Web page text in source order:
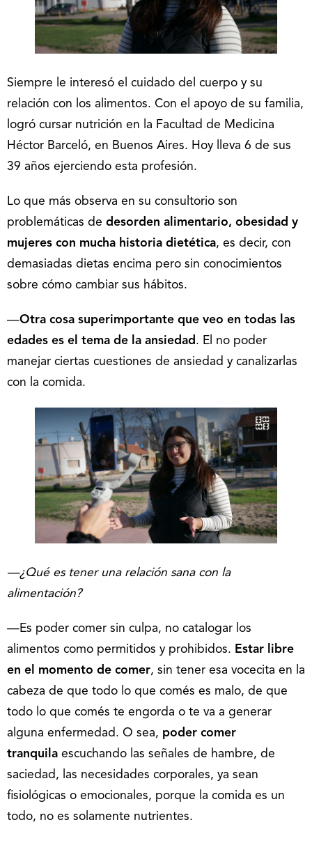
Siempre le interesó el cuidado del cuerpo y su
relación con los alimentos. Con el apoyo de su familia,
logró cursar nutrición en la Facultad de Medicina
Héctor Barceló, en Buenos Aires. Hoy lleva 6 de sus
39 años ejerciendo esta profesión.
Lo que más observa en su consultorio son
problemáticas de desorden alimentario, obesidad y
mujeres con mucha historia dietética, es decir, con
demasiadas dietas encima pero sin conocimientos
sobre cómo cambiar sus hábitos.
—Otra cosa superimportante que veo en todas las
edades es el tema de la ansiedad . El no poder
manejar ciertas cuestiones de ansiedad y canalizarlas
con la comida.
—¿Qué es tener una relación sana con la
alimentación?
—Es poder comer sin culpa, no catalogar los
alimentos como permitidos y prohibidos. Estar libre
en el momento de comer, sin tener esa vocecita en la
cabeza de que todo lo que comés es malo, de que
todo lo que comés te engorda o te va a generar
alguna enfermedad. O sea, poder comer
tranquila escuchando las señales de hambre, de
saciedad, las necesidades corporales, ya sean
fisiológicas o emocionales, porque la comida es un
todo, no es solamente nutrientes.